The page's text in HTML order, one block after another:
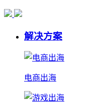
解决方案
电商出海